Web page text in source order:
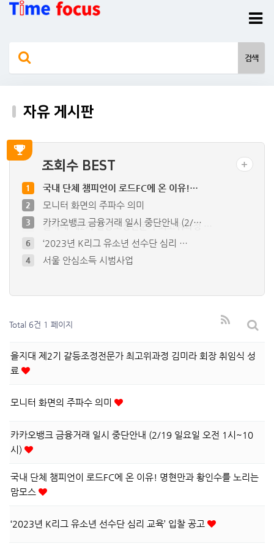
자유 게시판
조회수 BEST
5 을지대 제2기 갈등조정전문가 최고위과정 …
6 ‘2023년 K리그 유소년 선수단 심리 …
4 서울 안심소득 시범사업
1 국내 단체 챔피언이 로드FC에 온 이유!…
2 모니터 화면의 주파수 의미
3 카카오뱅크 금융거래 일시 중단안내 (2/…
Total 6건 1 페이지
을지대 제2기 갈등조정전문가 최고위과정 김미라 회장 취임식 성
료
모니터 화면의 주파수 의미
카카오뱅크 금융거래 일시 중단안내 (2/19 일요일 오전 1시~10
시)
국내 단체 챔피언이 로드FC에 온 이유! 명현만과 황인수를 노리는
맘모스
‘2023년 K리그 유소년 선수단 심리 교육’ 입찰 공고